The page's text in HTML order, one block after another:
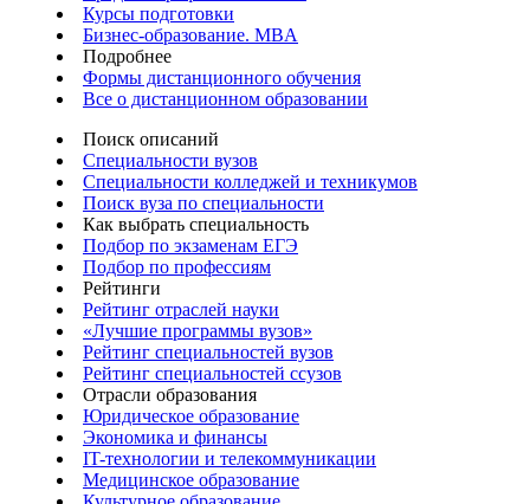
Курсы подготовки
Бизнес-образование. MBA
Подробнее
Формы дистанционного обучения
Все о дистанционном образовании
Поиск описаний
Специальности вузов
Специальности колледжей и техникумов
Поиск вуза по специальности
Как выбрать специальность
Подбор по экзаменам ЕГЭ
Подбор по профессиям
Рейтинги
Рейтинг отраслей науки
«Лучшие программы вузов»
Рейтинг специальностей вузов
Рейтинг специальностей ссузов
Отрасли образования
Юридическое образование
Экономика и финансы
IT-технологии и телекоммуникации
Медицинское образование